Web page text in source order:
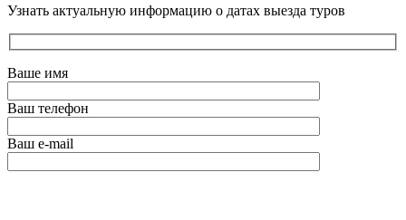
Узнать актуальную информацию о датах выезда туров
Ваше имя
Ваш телефон
Ваш e-mail